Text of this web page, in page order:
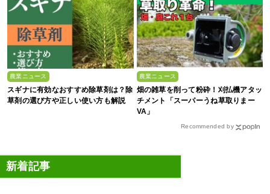
農業ニュース
スギナに有効なおすすめ除草剤は？除
草剤の選び方や正しい使い方も解説
農業ニュース
畑の雑草を削って粉砕！刈払機アタッ
チメント「スーパーうね草取りまー
VA」
Recommended by
新着記事